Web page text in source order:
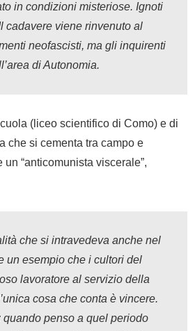
in condizioni misteriose. Ignoti
cadavere viene rinvenuto al
neofascisti, ma gli inquirenti
di Autonomia.
(liceo scientifico di Como) e di
che si cementa tra campo e
“anticomunista viscerale”,
che si intravedeva anche nel
un esempio che i cultori del
lavoratore al servizio della
cosa che conta è vincere.
penso a quel periodo